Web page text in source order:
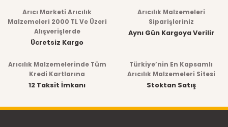
Arıcı Marketi Arıcılık
Malzemeleri 2000 TL Ve Üzeri
Alışverişlerde
Ücretsiz Kargo
Arıcılık Malzemeleri
Siparişleriniz
Aynı Gün Kargoya Verilir
Arıcılık Malzemelerinde Tüm
Kredi Kartlarına
12 Taksit İmkanı
Türkiye’nin En Kapsamlı
Arıcılık Malzemeleri Sitesi
Stoktan Satış